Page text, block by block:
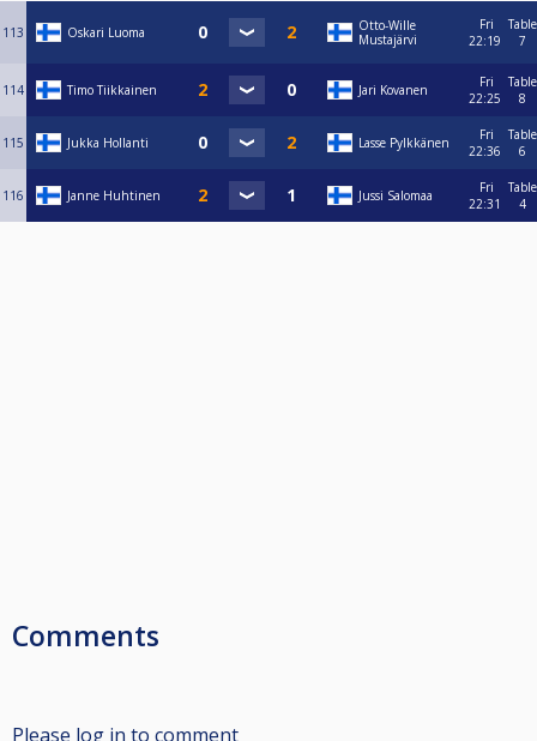
113 Oskari Luoma
Otto-Wille
Mustajärvi
Fri
22:19
Table
7
114 Timo Tiikkainen Jari Kovanen
Fri
22:25
Table
8
115 Jukka Hollanti Lasse Pylkkänen
Fri
22:36
Table
6
116 Janne Huhtinen Jussi Salomaa
Fri
22:31
Table
4
Comments
Please log in to comment